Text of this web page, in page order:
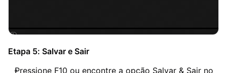
Etapa 5: Salvar e Sair
Pressione F10 ou encontre a opção Salvar & Sair no